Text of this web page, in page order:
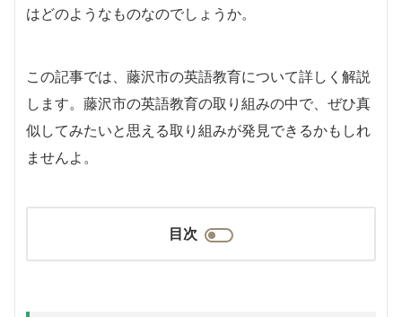
はどのようなものなのでしょうか。
この記事では、藤沢市の英語教育について詳しく解説
します。藤沢市の英語教育の取り組みの中で、ぜひ真
似してみたいと思える取り組みが発見できるかもしれ
ませんよ。
目次